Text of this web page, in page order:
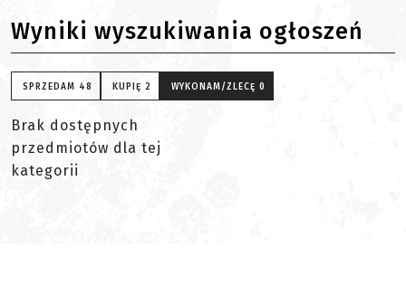
Wyniki wyszukiwania ogłoszeń
SPRZEDAM 48 KUPIĘ 2 WYKONAM/ZLECĘ 0
Brak dostępnych
przedmiotów dla tej
kategorii